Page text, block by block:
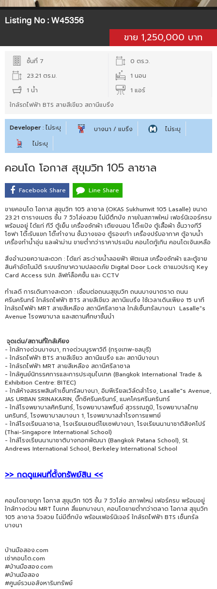
Listing No :W45356
ขาย 1,250,000 บาท
ชั้นที่ 7
0 ตร.ว.
23.21 ตร.ม.
1 นอน
1 น้ำ
1 แอร์
ใกล้รถไฟฟ้า BTS สายสีเขียว สถานีแบริ่ง
Developer : ไม่ระบุ บางนา / แบริ่ง
ไม่ระบุ
ไม่ระบุ
คอนโด โอกาส สุขุมวิท 105 ลาซาล
Facebook Share Line Share
ขายคอนโด โอกาส สุขุมวิท 105 ลาซาล (OKAS Sukhumvit 105 Lasalle) ขนาด
23.21 ตารางเมตร ชั้น 7 วิวโล่งสวย ไม่มีตึกบัง ภายในสภาพใหม่ เฟอร์นิเจอร์ครบ
พร้อมอยู่ ได้แก่ ทีวี ตู้เย็น เครื่องซักผ้า เตียงนอน โต๊ะแป้ง ตู้เสื้อผ้า ชั้นวางทีวี
โซฟา โต๊ะรับแขก โต๊ะทำงาน ชั้นวางของ ตู้รองเท้า เครื่องปรับอากาศ ตู้อาบน้ำ
เครื่องทำน้ำอุ่น และผ้าม่าน ขายต่ำกว่าราคาประเมิน คอนโดกู้เกิน คอนโดเงินเหลือ
สิ่งอำนวยความสะดวก : ได้แก่ สระว่ายน้ำลอยฟ้า ฟิตเนส เครื่องซักผ้า และตู้ขาย
สินค้าอัตโนมัติ ระบบรักษาความปลอดภัย Digital Door Lock ตาแมวประตู Key
Card Access รปภ. ลิฟท์ล็อคชั้น และ CCTV
ทำเลดี การเดินทางสะดวก : เชื่อมต่อถนนสุขุมวิท ถนนบางนาตราด ถนน
ศรีนครินทร์ ใกล้รถไฟฟ้า BTS สายสีเขียว สถานีแบริ่ง ใช้เวลาเดินเพียง 15 นาที
ใกล้รถไฟฟ้า MRT สายสีเหลือง สถานีศรีลาซาล ใกล้เซ็นทรัลบางนา Lasalle"s
Avenue โรงพยาบาล และสถานศึกษาชั้นนำ
จุดเด่น/สถานที่ใกล้เคียง
- ใกล้ทางด่วนบางนา, ทางด่วนบูรพาวิถี (กรุงเทพ-ชลบุรี)
- ใกล้รถไฟฟ้า BTS สายสีเขียว สถานีแบริ่ง และ สถานีบางนา
- ใกล้รถไฟฟ้า MRT สายสีเหลือง สถานีศรีลาซาล
- ใกล้ศูนย์นิทรรศการและการประชุมไบเทค (Bangkok International Trade &
Exhibition Centre: BITEC)
- ใกล้ห้างสรรพสินค้าเซ็นทรัลบางนา, อิมพีเรียลเวิล์ดสำโรง, Lasalle"s Avenue,
JAS URBAN SRINAKARIN, บิ๊กซีศรีนครินทร์, แมคโครศรีนครินทร์
- ใกล้โรงพยาบาลศิครินทร์, โรงพยาบาลพริ้นซ์ สุวรรณภูมิ, โรงพยาบาลไทย
นครินทร์, โรงพยาบาลบางนา 1, โรงพยาบาลสำโรงการแพทย์
- ใกล้โรงเรียนลาซาล, โรงเรียนเซนต์โยเซฟบางนา, โรงเรียนนานาชาติสิงคโปร์
(Thai-Singapore International School)
- ใกล้โรงเรียนนานาชาติบางกอกพัฒนา (Bangkok Patana School), St.
Andrews International School, Berkeley International School
>> กดดูแผนที่ตั้งทรัพย์สิน <<
คอนโดขายถูก โอกาส สุขุมวิท 105 ชั้น 7 วิวโล่ง สภาพใหม่ เฟอร์ครบ พร้อมอยู่
ใกล้ทางด่วน MRT ไบเทค สี่แยกบางนา, คอนโดขายต่ำกว่าตลาด โอกาส สุขุมวิท
105 ลาซาล วิวสวย ไม่มีตึกบัง พร้อมเฟอร์นิเจอร์ ใกล้รถไฟฟ้า BTS เซ็นทรัล
บางนา
บ้านมือสอง.com
เช่าคอนโด.com
#บ้านมือสอง.com
#บ้านมือสอง
#ศูนย์รวมอสังหาริมทรัพย์